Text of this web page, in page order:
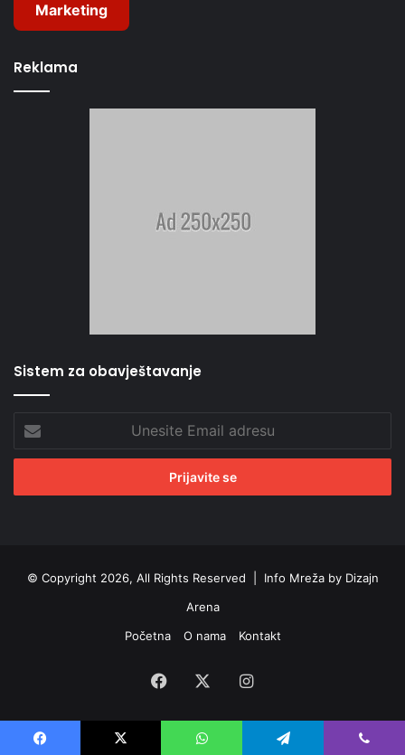
Marketing
Reklama
Sistem za obavještavanje
Email
adresu
© Copyright 2026, All Rights Reserved | Info Mreža by Dizajn
Arena
Početna
O nama Kontakt
Facebook Instagram